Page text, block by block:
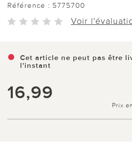
Référence : 5775700
Voir
Cet article ne peut pas être
l'instant
16,99
Prix